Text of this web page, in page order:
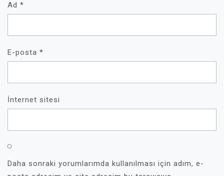
Ad *
E-posta *
İnternet sitesi
Daha sonraki yorumlarımda kullanılması için adım, e-